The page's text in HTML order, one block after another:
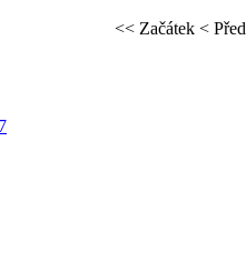
<< Začátek <